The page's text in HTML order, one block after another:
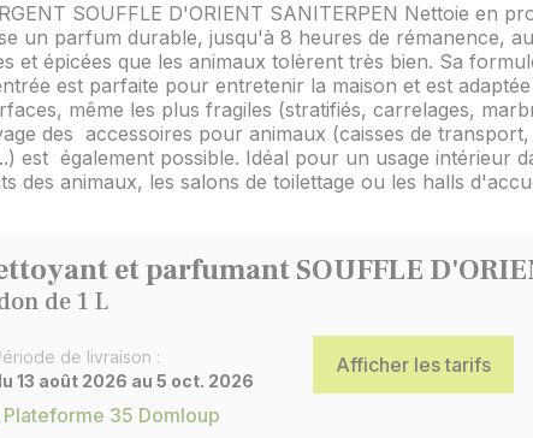
SOUFFLE D'ORIENT SANITERPEN Nettoie en
un parfum durable, jusqu'à 8 heures de rémanence,
et épicées que les animaux tolèrent très bien. Sa
est parfaite pour entretenir la maison et est
même les plus fragiles (stratifiés, carrelages,
des accessoires pour animaux (caisses de
est également possible. Idéal pour un usage intérieur
des animaux, les salons de toilettage ou les halls
et parfumant SOUFFLE
de 1 L
de livraison :
13 août 2026 au 5 oct. 2026
Afficher les tarifs
Plateforme 35 Domloup